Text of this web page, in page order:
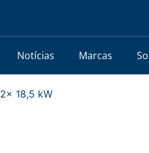
Notícias Marcas
18,5 kW